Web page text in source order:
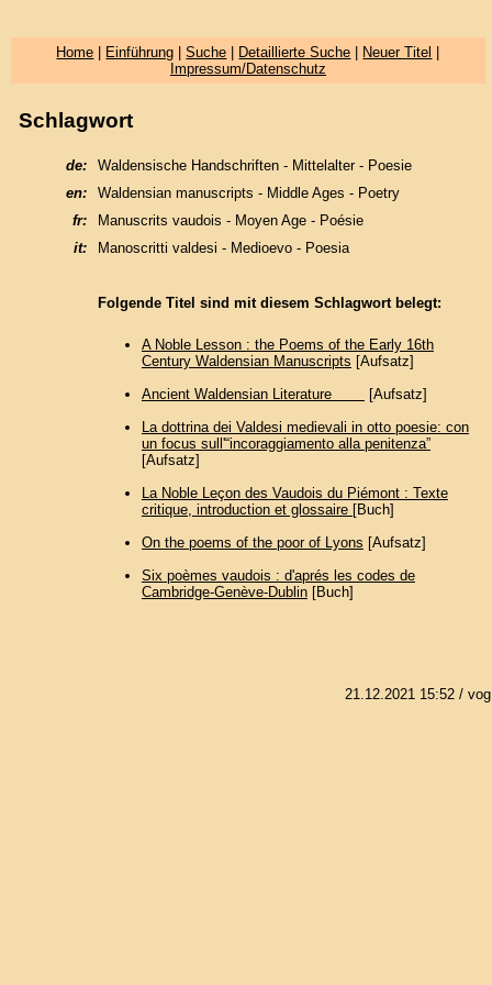
Home Einführung |Suche Detaillierte Suche Neuer Titel
Impressum/Datenschutz
Schlagwort
de:
Waldensische Handschriften - Mittelalter - Poesie
en:
Waldensian manuscripts - Middle Ages - Poetry
fr:
Manuscrits vaudois - Moyen Age - Poésie
it:
Manoscritti valdesi - Medioevo - Poesia
Folgende Titel sind mit diesem Schlagwort belegt:
A Noble Lesson : the Poems of the Early 16th
Century Waldensian Manuscripts [Aufsatz]
Ancient Waldensian Literature
[Aufsatz]
La dottrina dei Valdesi medievali in otto poesie: con
un focus sull'“incoraggiamento alla penitenza”
[Aufsatz]
La Noble Leçon des Vaudois du Piémont : Texte
critique, introduction et glossaire [Buch]
On the poems of the poor of Lyons [Aufsatz]
Six poèmes vaudois : d'aprés les codes de
Cambridge-Genève-Dublin[Buch]
21.12.2021 15:52/ vog